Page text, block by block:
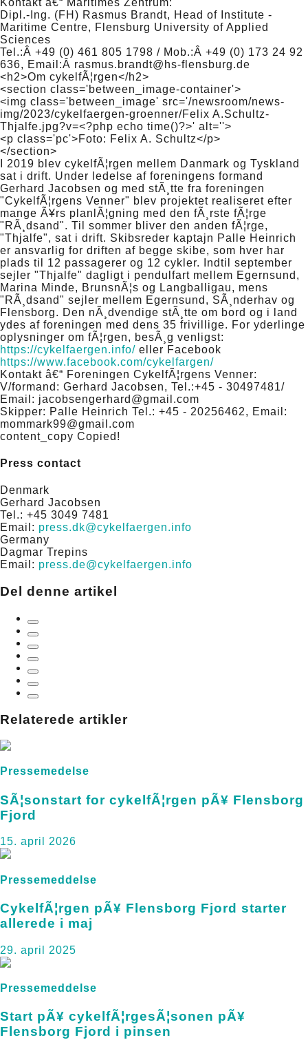
Dipl.-Ing. (FH) Rasmus Brandt, Head of Institute -
Maritime Centre, Flensburg University of Applied
Sciences
Tel.:Â +49 (0) 461 805 1798 / Mob.:Â +49 (0) 173 24 92
636, Email:Â rasmus.brandt@hs-flensburg.de
<h2>Om cykelfÃ¦rgen</h2>
<section class='between_image-container'>
<img class='between_image' src='/newsroom/news-
img/2023/cykelfaergen-groenner/Felix A.Schultz-
Thjalfe.jpg?v=<?php echo time()?>' alt=''>
<p class='pc'>Foto: Felix A. Schultz</p>
</section>
I 2019 blev cykelfÃ¦rgen mellem Danmark og Tyskland
sat i drift. Under ledelse af foreningens formand
Gerhard Jacobsen og med stÃ¸tte fra foreningen
"CykelfÃ¦rgens Venner" blev projektet realiseret efter
mange Ã¥rs planlÃ¦gning med den fÃ¸rste fÃ¦rge
"RÃ¸dsand". Til sommer bliver den anden fÃ¦rge,
"Thjalfe", sat i drift. Skibsreder kaptajn Palle Heinrich
er ansvarlig for driften af begge skibe, som hver har
plads til 12 passagerer og 12 cykler. Indtil september
sejler "Thjalfe" dagligt i pendulfart mellem Egernsund,
Marina Minde, BrunsnÃ¦s og Langballigau, mens
"RÃ¸dsand" sejler mellem Egernsund, SÃ¸nderhav og
Flensborg. Den nÃ¸dvendige stÃ¸tte om bord og i land
ydes af foreningen med dens 35 frivillige. For yderlinge
oplysninger om fÃ¦rgen, besÃ¸g venligst:
https://cykelfaergen.info/ eller Facebook
https://www.facebook.com/cykelfargen/
Kontakt â€“ Foreningen CykelfÃ¦rgens Venner:
V/formand: Gerhard Jacobsen, Tel.:+45 - 30497481/
Email: jacobsengerhard@gmail.com
Skipper: Palle Heinrich Tel.: +45 - 20256462, Email:
mommark99@gmail.com
content_copy Copied!
Press contact
Denmark
Gerhard Jacobsen
Tel.: +45 3049 7481
Email: press.dk@cykelfaergen.info
Germany
Dagmar Trepins
Email: press.de@cykelfaergen.info
Del denne artikel
Relaterede artikler
Pressemedelse
SÃ¦sonstart for cykelfÃ¦rgen pÃ¥ Flensborg
Fjord
15. april 2026
Pressemeddelse
CykelfÃ¦rgen pÃ¥ Flensborg Fjord starter
allerede i maj
29. april 2025
Pressemeddelse
Start pÃ¥ cykelfÃ¦rgesÃ¦sonen pÃ¥
Flensborg Fjord i pinsen